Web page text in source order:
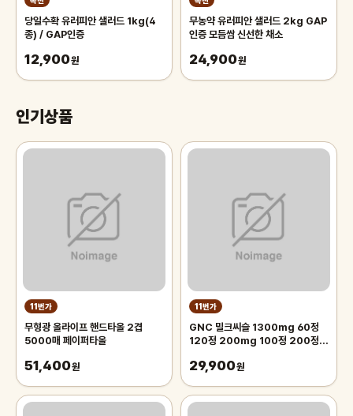
당일수확 유러피안 샐러드 1kg(4
종) / GAP인증
12,900원
무농약 유러피안 샐러드 2kg GAP
인증 모듬쌈 신선한 채소
24,900원
인기상품
11번가
무형광 올라이프 핸드타올 2겹
5000매 페이퍼타올
51,400원
11번가
GNC 밀크씨슬 1300mg 60정
120정 200mg 100정 200정
29,900원